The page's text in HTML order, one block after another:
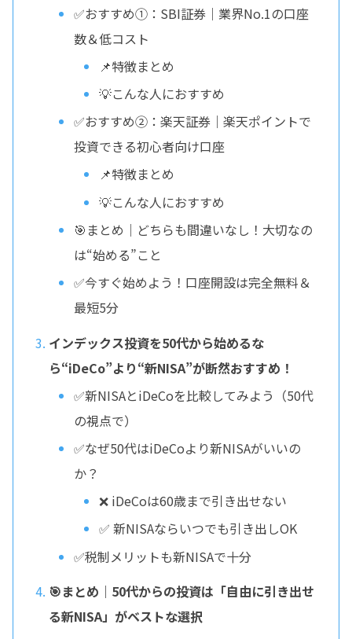
✅おすすめ①：SBI証券｜業界No.1の口座
数＆低コスト
📌特徴まとめ
💡こんな人におすすめ
✅おすすめ②：楽天証券｜楽天ポイントで
投資できる初心者向け口座
📌特徴まとめ
💡こんな人におすすめ
🎯まとめ｜どちらも間違いなし！大切なの
は“始める”こと
✅今すぐ始めよう！口座開設は完全無料＆
最短5分
インデックス投資を50代から始めるな
ら“iDeCo”より“新NISA”が断然おすすめ！
✅新NISAとiDeCoを比較してみよう（50代
の視点で）
✅なぜ50代はiDeCoより新NISAがいいの
か？
❌ iDeCoは60歳まで引き出せない
✅ 新NISAならいつでも引き出しOK
✅税制メリットも新NISAで十分
🎯まとめ｜50代からの投資は「自由に引き出せ
る新NISA」がベストな選択